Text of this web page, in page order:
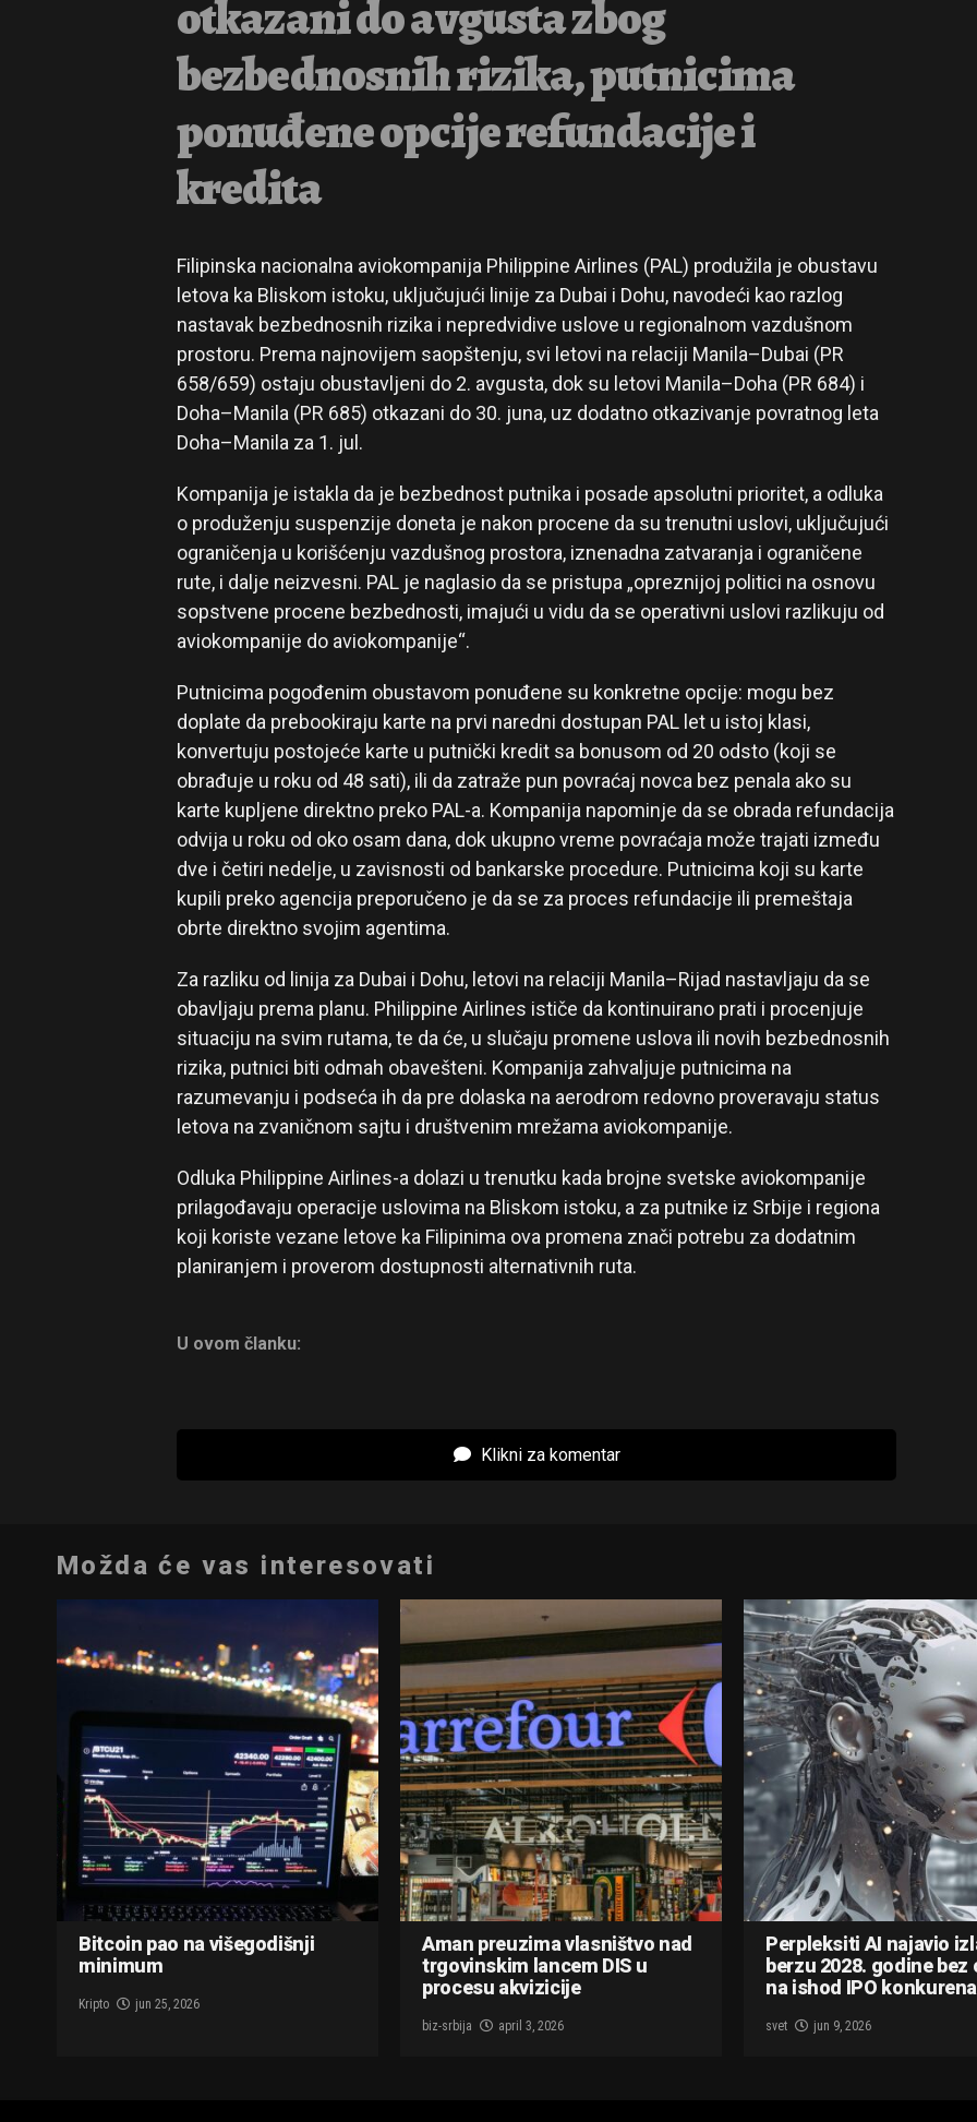
otkazani do avgusta zbog
bezbednosnih rizika, putnicima
ponuđene opcije refundacije i
kredita
Filipinska nacionalna aviokompanija Philippine Airlines (PAL) produžila je obustavu
letova ka Bliskom istoku, uključujući linije za Dubai i Dohu, navodeći kao razlog
nastavak bezbednosnih rizika i nepredvidive uslove u regionalnom vazdušnom
prostoru. Prema najnovijem saopštenju, svi letovi na relaciji Manila–Dubai (PR
658/659) ostaju obustavljeni do 2. avgusta, dok su letovi Manila–Doha (PR 684) i
Doha–Manila (PR 685) otkazani do 30. juna, uz dodatno otkazivanje povratnog leta
Doha–Manila za 1. jul.
Kompanija je istakla da je bezbednost putnika i posade apsolutni prioritet, a odluka
o produženju suspenzije doneta je nakon procene da su trenutni uslovi, uključujući
ograničenja u korišćenju vazdušnog prostora, iznenadna zatvaranja i ograničene
rute, i dalje neizvesni. PAL je naglasio da se pristupa „opreznijoj politici na osnovu
sopstvene procene bezbednosti, imajući u vidu da se operativni uslovi razlikuju od
aviokompanije do aviokompanije“.
Putnicima pogođenim obustavom ponuđene su konkretne opcije: mogu bez
doplate da prebookiraju karte na prvi naredni dostupan PAL let u istoj klasi,
konvertuju postojeće karte u putnički kredit sa bonusom od 20 odsto (koji se
obrađuje u roku od 48 sati), ili da zatraže pun povraćaj novca bez penala ako su
karte kupljene direktno preko PAL-a. Kompanija napominje da se obrada refundacija
odvija u roku od oko osam dana, dok ukupno vreme povraćaja može trajati između
dve i četiri nedelje, u zavisnosti od bankarske procedure. Putnicima koji su karte
kupili preko agencija preporučeno je da se za proces refundacije ili premeštaja
obrte direktno svojim agentima.
Za razliku od linija za Dubai i Dohu, letovi na relaciji Manila–Rijad nastavljaju da se
obavljaju prema planu. Philippine Airlines ističe da kontinuirano prati i procenjuje
situaciju na svim rutama, te da će, u slučaju promene uslova ili novih bezbednosnih
rizika, putnici biti odmah obavešteni. Kompanija zahvaljuje putnicima na
razumevanju i podseća ih da pre dolaska na aerodrom redovno proveravaju status
letova na zvaničnom sajtu i društvenim mrežama aviokompanije.
Odluka Philippine Airlines-a dolazi u trenutku kada brojne svetske aviokompanije
prilagođavaju operacije uslovima na Bliskom istoku, a za putnike iz Srbije i regiona
koji koriste vezane letove ka Filipinima ova promena znači potrebu za dodatnim
planiranjem i proverom dostupnosti alternativnih ruta.
U ovom članku:
Klikni za komentar
Možda će vas interesovati
Bitcoin pao na višegodišnji
minimum
Kripto jun 25, 2026
Aman preuzima vlasništvo nad
trgovinskim lancem DIS u
procesu akvizicije
biz-srbija april 3, 2026
Perpleksiti AI najavio
berzu 2028. godine bez
na ishod IPO
svet jun 9, 2026